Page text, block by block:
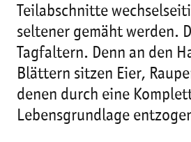
Teilabschnitte
seltener gemäht werden.
Tagfaltern. Denn an den
Blättern sitzen Eier,
denen durch eine
Lebensgrundlage